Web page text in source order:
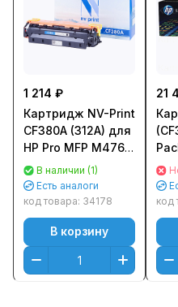
1 214 ₽
Картридж NV-Print
CF380A (312A) для
HP Pro MFP M476
(2400стр.) Черный
(Black)
В наличии (1)
Есть аналоги
код товара: 34178
В корзину
21
для
код